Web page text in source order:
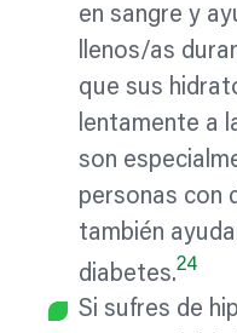
en sangre y
llenos/as
que sus
lentamente a
son
personas con
también
diabetes.24
Si sufres de